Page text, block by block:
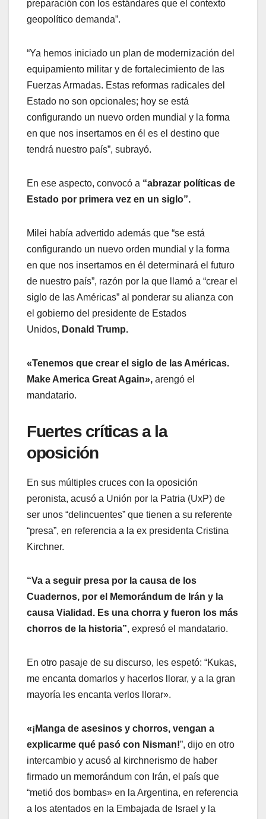
preparación con los estándares que el contexto
geopolítico demanda”.
“Ya hemos iniciado un plan de modernización del
equipamiento militar y de fortalecimiento de las
Fuerzas Armadas. Estas reformas radicales del
Estado no son opcionales; hoy se está
configurando un nuevo orden mundial y la forma
en que nos insertamos en él es el destino que
tendrá nuestro país”, subrayó.
En ese aspecto, convocó a “abrazar políticas de
Estado por primera vez en un siglo”.
Milei había advertido además que “se está
configurando un nuevo orden mundial y la forma
en que nos insertamos en él determinará el futuro
de nuestro país”, razón por la que llamó a “crear el
siglo de las Américas” al ponderar su alianza con
el gobierno del presidente de Estados
Unidos, Donald Trump.
«Tenemos que crear el siglo de las Américas.
Make America Great Again», arengó el
mandatario.
Fuertes críticas a la
oposición
En sus múltiples cruces con la oposición
peronista, acusó a Unión por la Patria (UxP) de
ser unos “delincuentes” que tienen a su referente
“presa”, en referencia a la ex presidenta Cristina
Kirchner.
“Va a seguir presa por la causa de los
Cuadernos, por el Memorándum de Irán y la
causa Vialidad. Es una chorra y fueron los más
chorros de la historia”, expresó el mandatario.
En otro pasaje de su discurso, les espetó: “Kukas,
me encanta domarlos y hacerlos llorar, y a la gran
mayoría les encanta verlos llorar».
«¡Manga de asesinos y chorros, vengan a
explicarme qué pasó con Nisman!”, dijo en otro
intercambio y acusó al kirchnerismo de haber
firmado un memorándum con Irán, el país que
“metió dos bombas» en la Argentina, en referencia
a los atentados en la Embajada de Israel y la